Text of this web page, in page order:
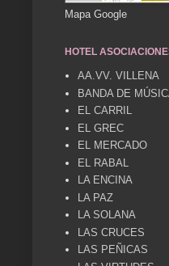
Mapa Google
HOTEL
AA.VV. VILLENA
BANDA DE
EL CARRIL
EL GREC
EL MERCADO
EL RABAL
LA ENCINA
LA PAZ
LA SOLANA
LAS CRUCES
LAS PEÑICAS